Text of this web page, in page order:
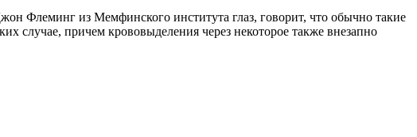
Флеминг из Мемфинского института глаз, говорит, что обычно такие
случае, причем крововыделения через некоторое также внезапно